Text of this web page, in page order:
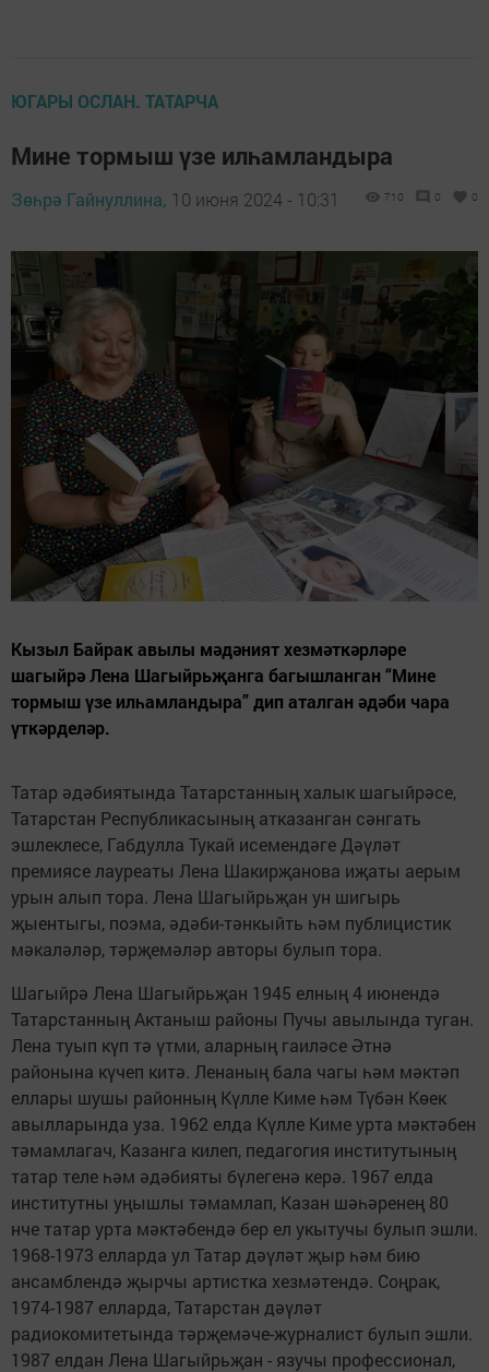
ЮГАРЫ ОСЛАН. ТАТАРЧА
Мине тормыш үзе илһамландыра
Зөһрә Гайнуллина, 10 июня 2024 - 10:31 710 0 0
Кызыл Байрак авылы мәдәният хезмәткәрләре
шагыйрә Лена Шагыйрьҗанга багышланган “Мине
тормыш үзе илһамландыра” дип аталган әдәби чара
үткәрделәр.
Татар әдәбиятында Татарстанның халык шагыйрәсе,
Татарстан Республикасының атказанган сәнгать
эшлеклесе, Габдулла Тукай исемендәге Дәүләт
премиясе лауреаты Лена Шакирҗанова иҗаты аерым
урын алып тора. Лена Шагыйрьҗан ун шигырь
җыентыгы, поэма, әдәби-тәнкыйть һәм публицистик
мәкаләләр, тәрҗемәләр авторы булып тора.
Шагыйрә Лена Шагыйрьҗан 1945 елның 4 июнендә
Татарстанның Актаныш районы Пучы авылында туган.
Лена туып күп тә үтми, аларның гаиләсе Әтнә
районына күчеп китә. Ленаның бала чагы һәм мәктәп
еллары шушы районның Күлле Киме һәм Түбән Көек
авылларында уза. 1962 елда Күлле Киме урта мәктәбен
тәмамлагач, Казанга килеп, педагогия институтының
татар теле һәм әдәбияты бүлегенә керә. 1967 елда
институтны уңышлы тәмамлап, Казан шәһәренең 80
нче татар урта мәктәбендә бер ел укытучы булып эшли.
1968-1973 елларда ул Татар дәүләт җыр һәм бию
ансамблендә җырчы артистка хезмәтендә. Соңрак,
1974-1987 елларда, Татарстан дәүләт
радиокомитетында тәрҗемәче-журналист булып эшли.
1987 елдан Лена Шагыйрьҗан - язучы профессионал,